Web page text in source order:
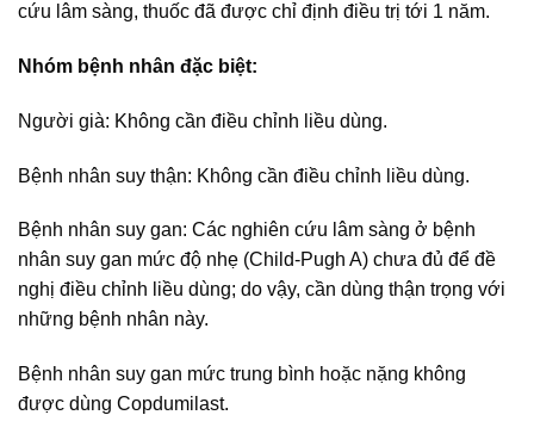
cứu lâm sàng, thuốc đã được chỉ định điều trị tới 1 năm.
Nhóm bệnh nhân đặc biệt:
Người già: Không cần điều chỉnh liều dùng.
Bệnh nhân suy thận: Không cần điều chỉnh liều dùng.
Bệnh nhân suy gan: Các nghiên cứu lâm sàng ở bệnh
nhân suy gan mức độ nhẹ (Child-Pugh A) chưa đủ để đề
nghị điều chỉnh liều dùng; do vậy, cần dùng thận trọng với
những bệnh nhân này.
Bệnh nhân suy gan mức trung bình hoặc nặng không
được dùng Copdumilast.